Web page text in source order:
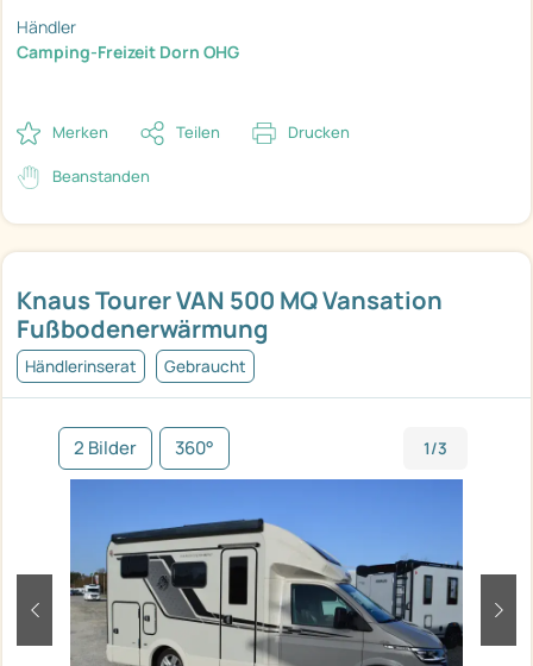
Knaus Tourer VAN 500 MQ Vansation
Fußbodenerwärmung
Händlerinserat Gebraucht
2 Bilder 360° 1/3
zurück
Händler
Camping-Freizeit Dorn OHG
Merken Teilen Drucken
Beanstanden